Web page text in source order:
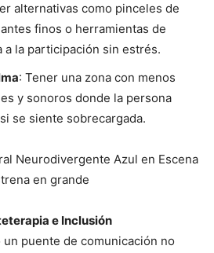
alternativas como pinceles de
finos o herramientas de
a la participación sin estrés.
: Tener una zona con menos
y sonoros donde la persona
se siente sobrecargada.
e Inclusión
puente de comunicación no